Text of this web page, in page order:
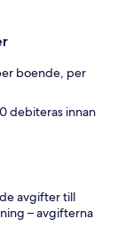
boende, per
debiteras innan
avgifter till
– avgifterna